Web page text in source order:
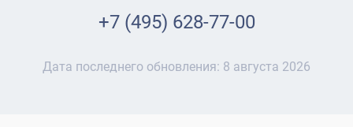
+7 (495) 628-77-00
Дата последнего обновления: 8 августа 2026